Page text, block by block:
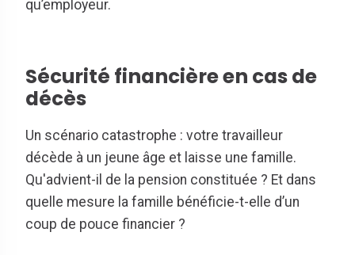
qu’employeur.
Sécurité financière en cas de
décès
Un scénario catastrophe : votre travailleur
décède à un jeune âge et laisse une famille.
Qu'advient-il de la pension constituée ? Et dans
quelle mesure la famille bénéficie-t-elle d’un
coup de pouce financier ?